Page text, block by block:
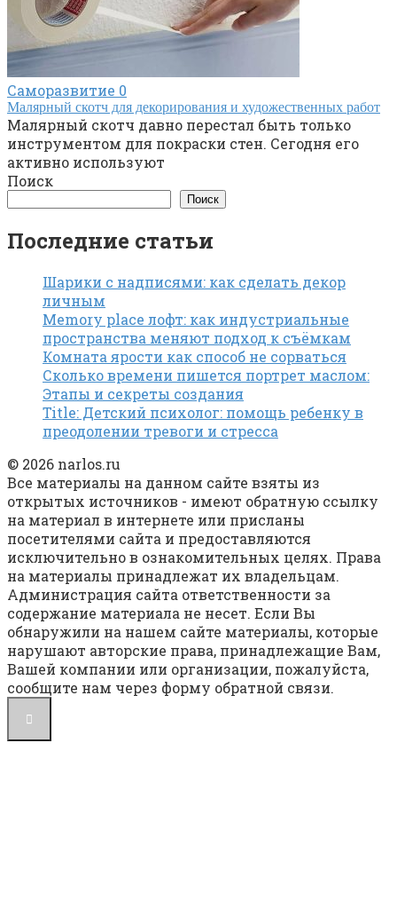
Саморазвитие 0
Малярный скотч для декорирования и художественных работ
Малярный скотч давно перестал быть только
инструментом для покраски стен. Сегодня его
активно используют
Поиск
Поиск
Последние статьи
Шарики с надписями: как сделать декор
личным
Memory place лофт: как индустриальные
пространства меняют подход к съёмкам
Комната ярости как способ не сорваться
Сколько времени пишется портрет маслом:
Этапы и секреты создания
Title: Детский психолог: помощь ребенку в
преодолении тревоги и стресса
© 2026 narlos.ru
Все материалы на данном сайте взяты из
открытых источников - имеют обратную ссылку
на материал в интернете или присланы
посетителями сайта и предоставляются
исключительно в ознакомительных целях. Права
на материалы принадлежат их владельцам.
Администрация сайта ответственности за
содержание материала не несет. Если Вы
обнаружили на нашем сайте материалы, которые
нарушают авторские права, принадлежащие Вам,
Вашей компании или организации, пожалуйста,
сообщите нам через форму обратной связи.